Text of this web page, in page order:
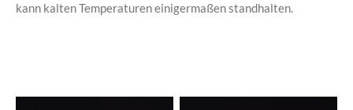
kann kalten Temperaturen einigermaßen standhalten.